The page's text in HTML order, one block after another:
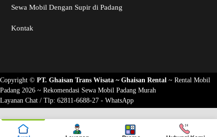
Sewa Mobil Dengan Supir di Padang
Kontak
Copyright © PT. Ghaisan Trans Wisata ~ Ghaisan Rental ~ Rental Mobil
Padang 2026 ~ Rekomendasi Sewa Mobil Padang Murah
Layanan Chat / Tlp: 62811-6688-27 - WhatsApp